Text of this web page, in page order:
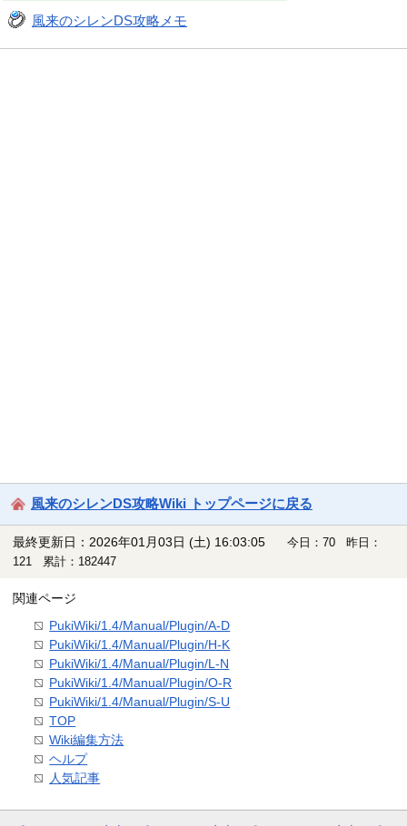
風来のシレンDS攻略メモ
風来のシレンDS攻略Wiki トップページに戻る
最終更新日：2026年01月03日 (土) 16:03:05
今日：70 昨日：
121 累計：182447
関連ページ
PukiWiki/1.4/Manual/Plugin/A-D
PukiWiki/1.4/Manual/Plugin/H-K
PukiWiki/1.4/Manual/Plugin/L-N
PukiWiki/1.4/Manual/Plugin/O-R
PukiWiki/1.4/Manual/Plugin/S-U
TOP
Wiki編集方法
ヘルプ
人気記事